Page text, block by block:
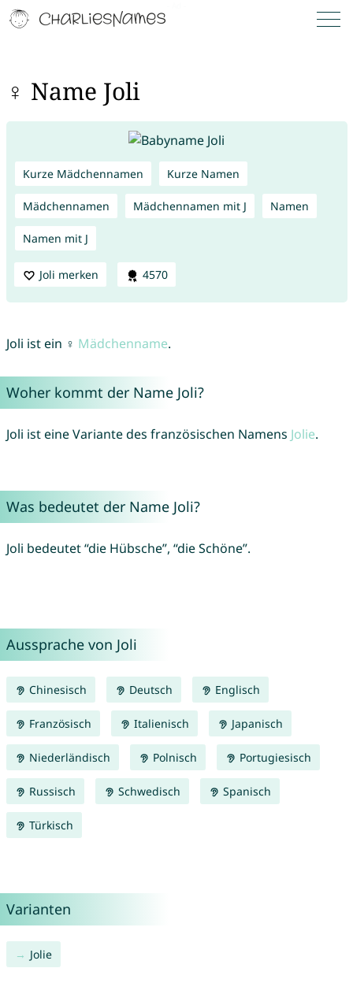
♀ Name Joli
Kurze Mädchennamen Kurze Namen
Mädchennamen Mädchennamen mit J Namen
Namen mit J
Joli merken 4570
Joli ist ein ♀ Mädchenname.
Woher kommt der Name Joli?
Joli ist eine Variante des französischen Namens Jolie.
Was bedeutet der Name Joli?
Joli bedeutet “die Hübsche”, “die Schöne”.
Aussprache von Joli
Chinesisch Deutsch Englisch
Französisch Italienisch Japanisch
Niederländisch Polnisch Portugiesisch
Russisch Schwedisch Spanisch
Türkisch
Varianten
Jolie